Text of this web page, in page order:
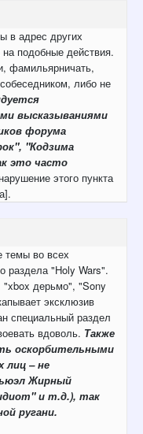
в адрес других
подобные действия.
фамильярничать,
либо не
высказываниями
форума
"Кодзима
это часто
этого пункта
темы во всех
раздела "Holy Wars".
"xbox дерьмо", "Sony
эксклюзив
специальный раздел
вдоволь. Также
оскорбительными
лиц – не
Жирный
и т.д.), так
ругани.